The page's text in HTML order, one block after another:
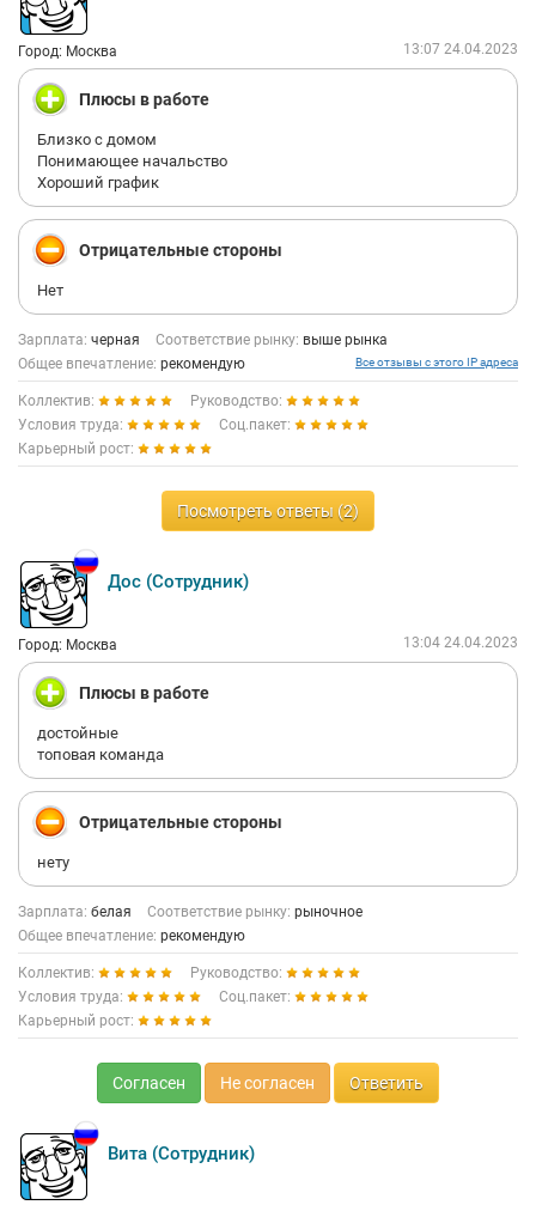
Город: Москва 13:07 24.04.2023
Плюсы в работе
Близко с домом
Понимающее начальство
Хороший график
Отрицательные стороны
Нет
Зарплата: черная Соответствие рынку: выше рынка
Общее впечатление: рекомендую Все отзывы с этого IP адреса
Коллектив:
Руководство:
Условия труда:
Соц.пакет:
Карьерный рост:
Посмотреть ответы (2)
Дос (Сотрудник)
Город: Москва 13:04 24.04.2023
Плюсы в работе
достойные
топовая команда
Отрицательные стороны
нету
Зарплата: белая Соответствие рынку: рыночное
Общее впечатление: рекомендую
Коллектив:
Руководство:
Условия труда:
Соц.пакет:
Карьерный рост:
Согласен Не согласен Ответить
Вита (Сотрудник)